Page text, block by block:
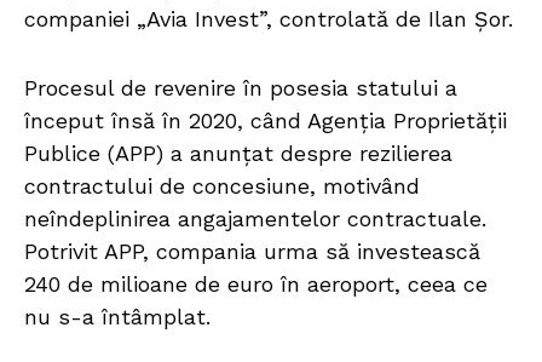
companiei „Avia Invest”, controlată de Ilan Șor.
Procesul de revenire în posesia statului a
început însă în 2020, când Agenția Proprietății
Publice (APP) a anunțat despre rezilierea
contractului de concesiune, motivând
neîndeplinirea angajamentelor contractuale.
Potrivit APP, compania urma să investească
240 de milioane de euro în aeroport, ceea ce
nu s-a întâmplat.